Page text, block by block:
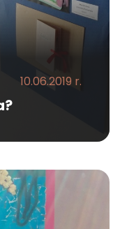
10.06.2019 r.